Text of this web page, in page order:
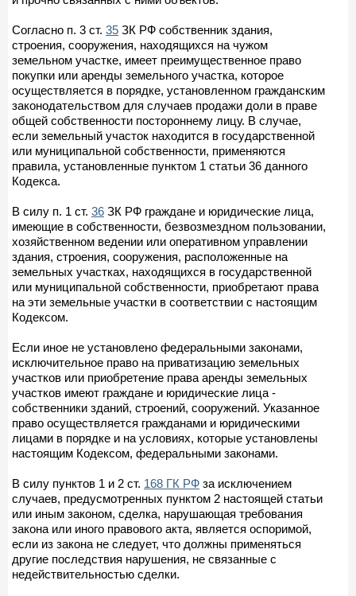
Согласно п. 3 ст. 35 ЗК РФ собственник здания,
строения, сооружения, находящихся на чужом
земельном участке, имеет преимущественное право
покупки или аренды земельного участка, которое
осуществляется в порядке, установленном гражданским
законодательством для случаев продажи доли в праве
общей собственности постороннему лицу. В случае,
если земельный участок находится в государственной
или муниципальной собственности, применяются
правила, установленные пунктом 1 статьи 36 данного
Кодекса.
В силу п. 1 ст. 36 ЗК РФ граждане и юридические лица,
имеющие в собственности, безвозмездном пользовании,
хозяйственном ведении или оперативном управлении
здания, строения, сооружения, расположенные на
земельных участках, находящихся в государственной
или муниципальной собственности, приобретают права
на эти земельные участки в соответствии с настоящим
Кодексом.
Если иное не установлено федеральными законами,
исключительное право на приватизацию земельных
участков или приобретение права аренды земельных
участков имеют граждане и юридические лица -
собственники зданий, строений, сооружений. Указанное
право осуществляется гражданами и юридическими
лицами в порядке и на условиях, которые установлены
настоящим Кодексом, федеральными законами.
В силу пунктов 1 и 2 ст. 168 ГК РФ за исключением
случаев, предусмотренных пунктом 2 настоящей статьи
или иным законом, сделка, нарушающая требования
закона или иного правового акта, является оспоримой,
если из закона не следует, что должны применяться
другие последствия нарушения, не связанные с
недействительностью сделки.